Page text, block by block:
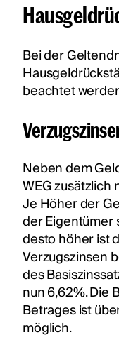
Bei der
beachtet
Neben dem
WEG
Je Höher der
der Eigentümer
desto höher ist
Verzugszinsen
des
nun 6,62%. Die
Betrages ist
möglich.